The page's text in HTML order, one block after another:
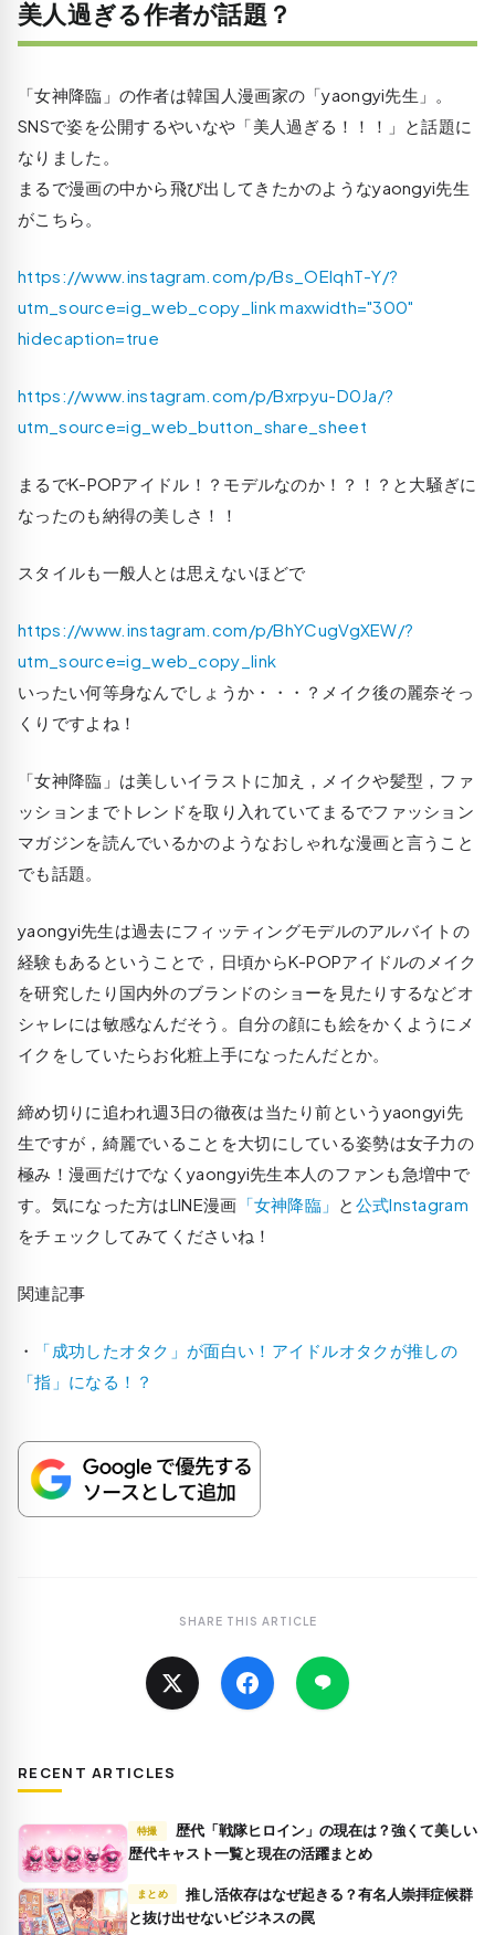
美人過ぎる作者が話題？
「女神降臨」の作者は韓国人漫画家の「yaongyi先生」。
SNSで姿を公開するやいなや「美人過ぎる！！！」と話題に
なりました。
まるで漫画の中から飛び出してきたかのようなyaongyi先生
がこちら。
https://www.instagram.com/p/Bs_OEIqhT-Y/?
utm_source=ig_web_copy_link maxwidth="300"
hidecaption=true
https://www.instagram.com/p/Bxrpyu-D0Ja/?
utm_source=ig_web_button_share_sheet
まるでK-POPアイドル！？モデルなのか！？！？と大騒ぎに
なったのも納得の美しさ！！
スタイルも一般人とは思えないほどで
https://www.instagram.com/p/BhYCugVgXEW/?
utm_source=ig_web_copy_link
いったい何等身なんでしょうか・・・？メイク後の麗奈そっ
くりですよね！
「女神降臨」は美しいイラストに加え，メイクや髪型，ファ
ッションまでトレンドを取り入れていてまるでファッション
マガジンを読んでいるかのようなおしゃれな漫画と言うこと
でも話題。
yaongyi先生は過去にフィッティングモデルのアルバイトの
経験もあるということで，日頃からK-POPアイドルのメイク
を研究したり国内外のブランドのショーを見たりするなどオ
シャレには敏感なんだそう。自分の顔にも絵をかくようにメ
イクをしていたらお化粧上手になったんだとか。
締め切りに追われ週3日の徹夜は当たり前というyaongyi先
生ですが，綺麗でいることを大切にしている姿勢は女子力の
極み！漫画だけでなくyaongyi先生本人のファンも急増中で
す。気になった方はLINE漫画 「女神降臨」 と 公式Instagram
をチェックしてみてくださいね！
関連記事
・
「成功したオタク」が面白い！アイドルオタクが推しの
「指」になる！？
SHARE THIS ARTICLE
RECENT ARTICLES
特撮
歴代キャスト一覧と現在の活躍まとめ
まとめ
推し活依存はなぜ起きる？有名人崇拝症候群
と抜け出せないビジネスの罠